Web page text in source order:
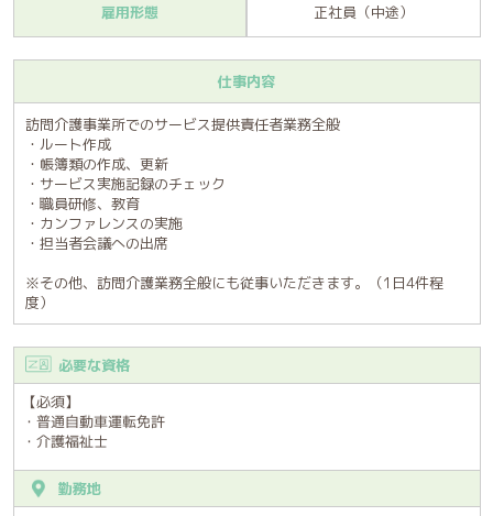
雇用形態 正社員（中途）
仕事内容
訪問介護事業所でのサービス提供責任者業務全般
・ルート作成
・帳簿類の作成、更新
・サービス実施記録のチェック
・職員研修、教育
・カンファレンスの実施
・担当者会議への出席
※その他、訪問介護業務全般にも従事いただきます。（1日4件程
度）
必要な資格
【必須】
・普通自動車運転免許
・介護福祉士
勤務地